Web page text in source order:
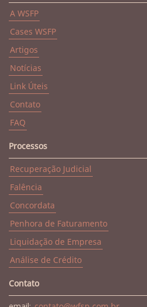
A WSFP
Cases WSFP
Artigos
Notícias
Link Úteis
Contato
FAQ
Processos
Recuperação Judicial
Falência
Concordata
Penhora de Faturamento
Liquidação de Empresa
Análise de Crédito
Contato